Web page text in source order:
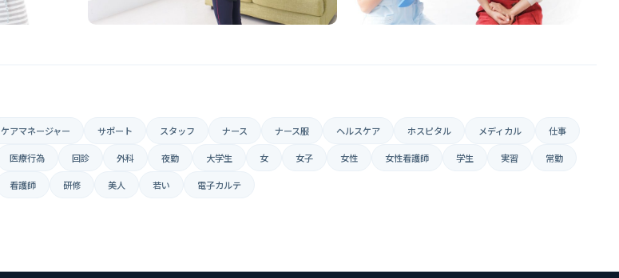
ケアマネージャー サポート スタッフ ナース ナース服 ヘルスケア ホスピタル メディカル 仕事
医療行為 回診 外科 夜勤 大学生 女 女子 女性 女性看護師 学生 実習 常勤
看護師 研修 美人 若い 電子カルテ